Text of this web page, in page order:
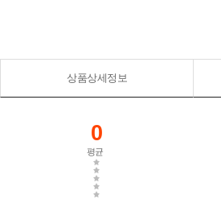
상품상세정보
0
평균